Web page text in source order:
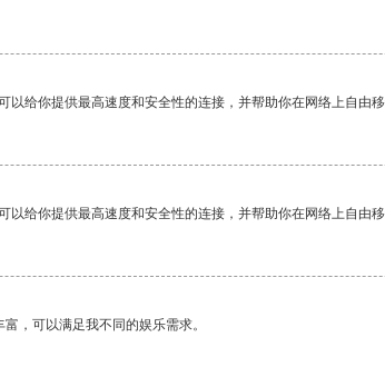
以给你提供最高速度和安全性的连接，并帮助你在网络上自由移
以给你提供最高速度和安全性的连接，并帮助你在网络上自由移
，可以满足我不同的娱乐需求。